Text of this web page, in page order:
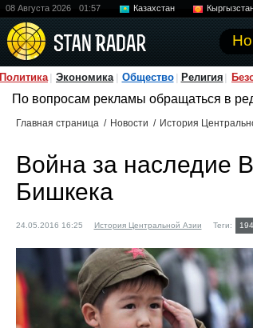
08 Августа 2026 01:57 Казахстан
Политика Экономика Общество Религия
По вопросам рекламы обращаться в
Главная страница / Новости / История
Война за наследие
Бишкека
24.05.2016 16:25 История Центральной Азии Теги: